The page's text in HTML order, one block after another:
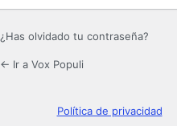
¿Has olvidado tu contraseña?
← Ir a Vox Populi
Política de privacidad